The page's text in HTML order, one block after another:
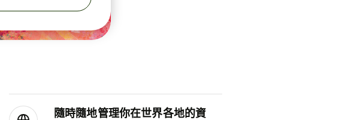
隨時隨地管理你在世界各地的資